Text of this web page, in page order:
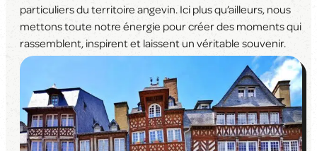
particuliers du territoire angevin. Ici plus qu’ailleurs, nous
mettons toute notre énergie pour créer des moments qui
rassemblent, inspirent et laissent un véritable souvenir.